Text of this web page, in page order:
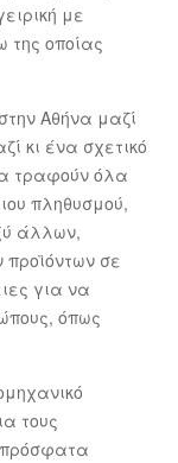
με
της οποίας
Αθήνα μαζί
κι ένα σχετικό
τραφούν όλα
πληθυσμού,
άλλων,
προϊόντων σε
για να
όπως
τους